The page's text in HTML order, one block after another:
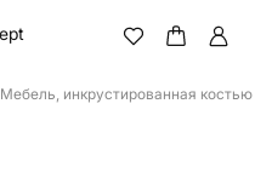
Мебель, инкрустированная костью